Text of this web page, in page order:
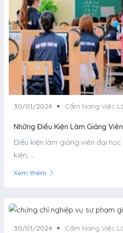
30/01/2024 Cẩm Nang Việc
Những Điều Kiện Làm Giảng
Điều kiện làm giảng viên đại
kiện, ...
Xem thêm
30/01/2024 Cẩm Nang Việc